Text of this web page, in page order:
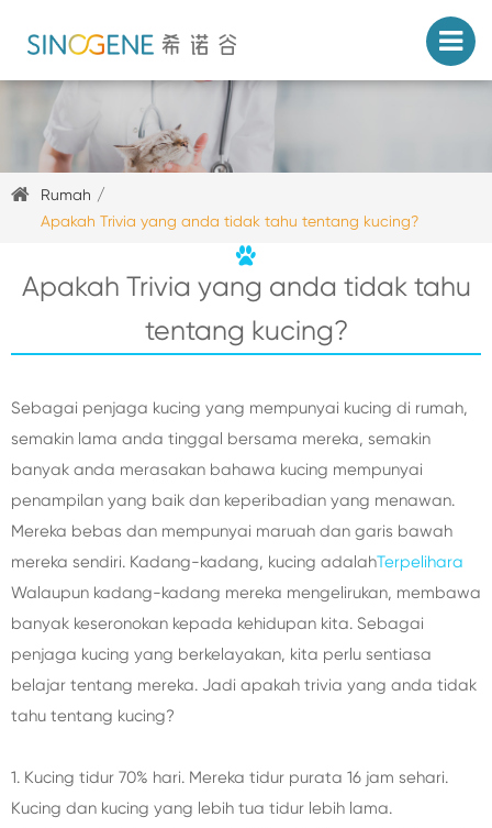
Rumah
Apakah Trivia yang anda tidak tahu tentang kucing?
Apakah Trivia yang anda tidak tahu
tentang kucing?
Sebagai penjaga kucing yang mempunyai kucing di rumah,
semakin lama anda tinggal bersama mereka, semakin
banyak anda merasakan bahawa kucing mempunyai
penampilan yang baik dan keperibadian yang menawan.
Mereka bebas dan mempunyai maruah dan garis bawah
mereka sendiri. Kadang-kadang, kucing adalahTerpelihara
Walaupun kadang-kadang mereka mengelirukan, membawa
banyak keseronokan kepada kehidupan kita. Sebagai
penjaga kucing yang berkelayakan, kita perlu sentiasa
belajar tentang mereka. Jadi apakah trivia yang anda tidak
tahu tentang kucing?
1. Kucing tidur 70% hari. Mereka tidur purata 16 jam sehari.
Kucing dan kucing yang lebih tua tidur lebih lama.